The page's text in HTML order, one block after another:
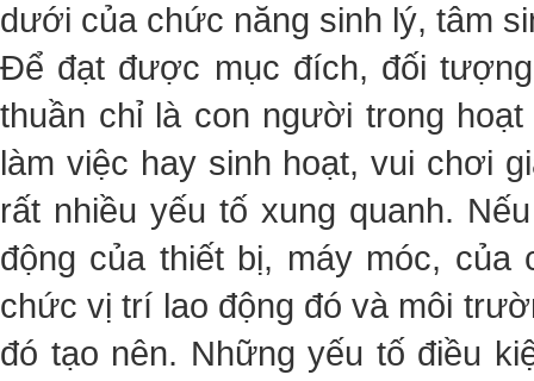
dưới của chức năng sinh lý, tâm
Để đạt được mục đích, đối
thuần chỉ là con người trong
làm việc hay sinh hoạt, vui chơi
rất nhiều yếu tố xung quanh.
động của thiết bị, máy móc,
chức vị trí lao động đó và môi
đó tạo nên. Những yếu tố điều